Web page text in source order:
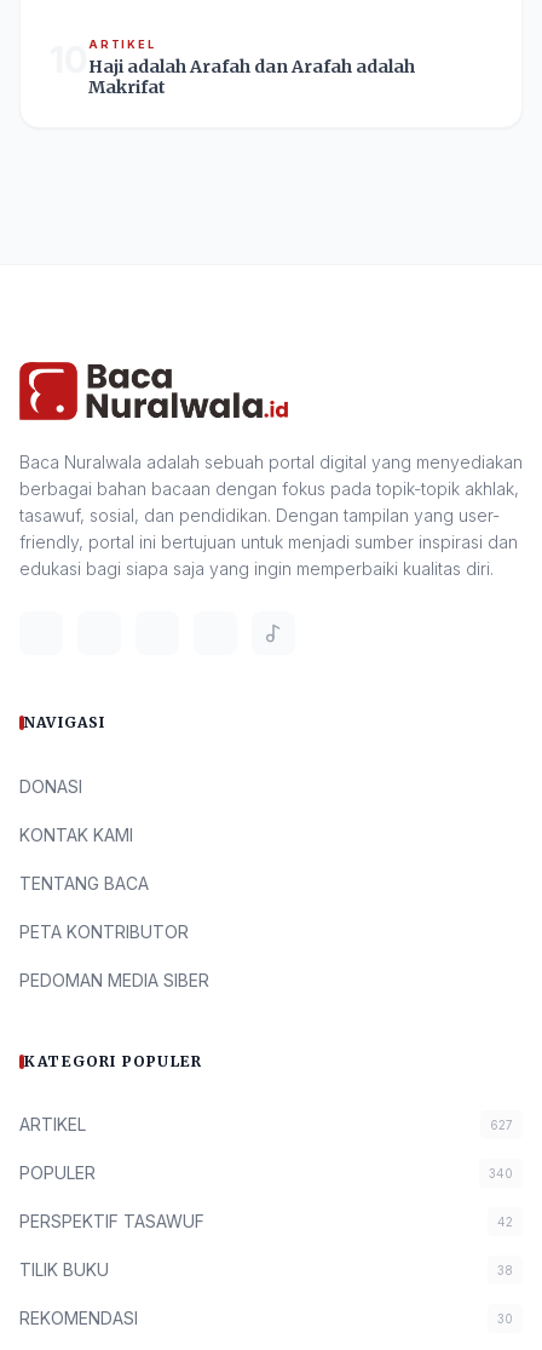
ARTIKEL
Haji adalah Arafah dan Arafah adalah
Makrifat
Baca Nuralwala adalah sebuah portal digital yang menyediakan
berbagai bahan bacaan dengan fokus pada topik-topik akhlak,
tasawuf, sosial, dan pendidikan. Dengan tampilan yang user-
friendly, portal ini bertujuan untuk menjadi sumber inspirasi dan
edukasi bagi siapa saja yang ingin memperbaiki kualitas diri.
NAVIGASI
DONASI
KONTAK KAMI
TENTANG BACA
PETA KONTRIBUTOR
PEDOMAN MEDIA SIBER
KATEGORI POPULER
ARTIKEL 627
POPULER 340
PERSPEKTIF TASAWUF 42
TILIK BUKU 38
REKOMENDASI 30